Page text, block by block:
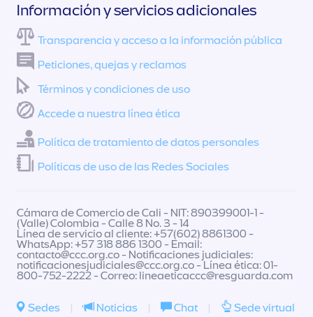
Información y servicios adicionales
Transparencia y acceso a la información pública
Peticiones, quejas y reclamos
Términos y condiciones de uso
Accede a nuestra línea ética
Política de tratamiento de datos personales
Políticas de uso de las Redes Sociales
Cámara de Comercio de Cali - NIT: 890399001-1 -
(Valle) Colombia - Calle 8 No. 3 - 14
Línea de servicio al cliente: +57(602) 8861300 -
WhatsApp: +57 318 886 1300 - Email:
contacto@ccc.org.co- Notificaciones judiciales:
notificacionesjudiciales@ccc.org.co- Línea ética: 01-
800-752-2222 - Correo: lineaeticaccc@resguarda.com
Sedes | Noticias | Chat | Sede virtual